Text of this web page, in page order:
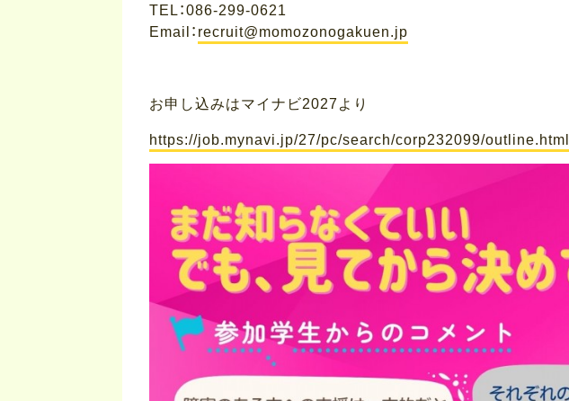
TEL：086-299-0621
Email：recruit@momozonogakuen.jp
お申し込みはマイナビ2027より
https://job.mynavi.jp/27/pc/search/corp232099/outline.html